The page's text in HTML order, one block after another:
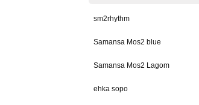
sm2rhythm
Samansa Mos2 blue
Samansa Mos2 Lagom
ehka sopo